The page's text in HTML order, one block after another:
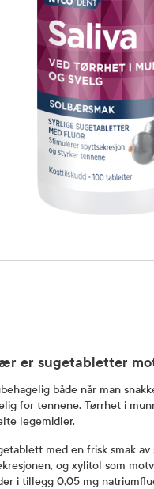
er sugetabletter
både når man
for tennene. Tørrhet i
legemidler.
med en frisk smak
og xylitol som
i tillegg 0,05 mg